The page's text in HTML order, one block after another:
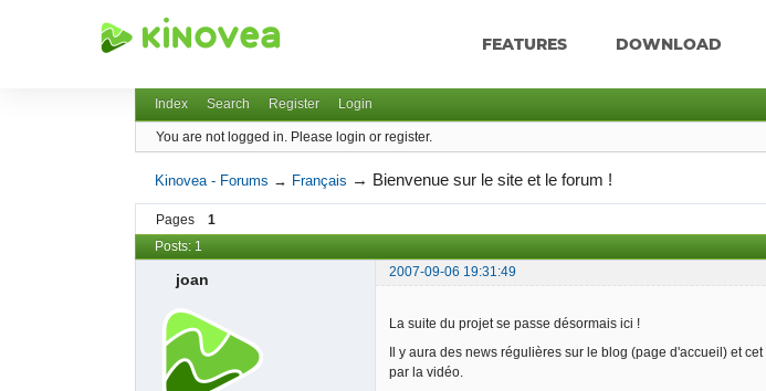
FEATURES DOWNLOAD
Index Search Register Login
You are not logged in. Please login or register.
Kinovea - Forums → Français → Bienvenue sur le site et le forum !
Pages 1
Posts: 1
joan 2007-09-06 19:31:49
La suite du projet se passe désormais ici !
Il y aura des news régulières sur le blog (page d'accueil) et
par la vidéo.